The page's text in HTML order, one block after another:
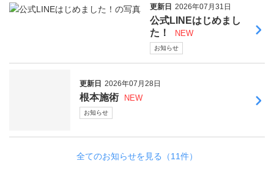
更新日 2026年07月31日
公式LINEはじめまし
た！
NEW
お知らせ
更新日 2026年07月28日
根本施術 NEW
お知らせ
全てのお知らせを見る（11件）